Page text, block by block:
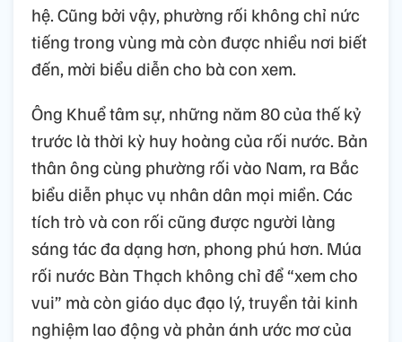
hệ. Cũng bởi vậy, phường rối không chỉ nức
tiếng trong vùng mà còn được nhiều nơi biết
đến, mời biểu diễn cho bà con xem.
Ông Khuể tâm sự, những năm 80 của thế kỷ
trước là thời kỳ huy hoàng của rối nước. Bản
thân ông cùng phường rối vào Nam, ra Bắc
biểu diễn phục vụ nhân dân mọi miền. Các
tích trò và con rối cũng được người làng
sáng tác đa dạng hơn, phong phú hơn. Múa
rối nước Bàn Thạch không chỉ để “xem cho
vui” mà còn giáo dục đạo lý, truyền tải kinh
nghiệm lao động và phản ánh ước mơ của